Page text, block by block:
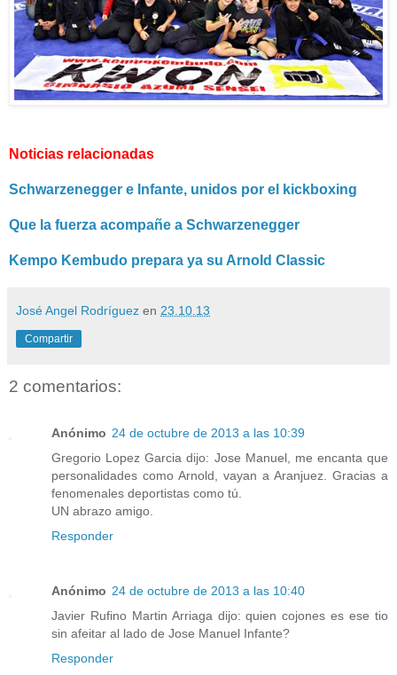
Noticias relacionadas
Schwarzenegger e Infante, unidos por el kickboxing
Que la fuerza acompañe a Schwarzenegger
Kempo Kembudo prepara ya su Arnold Classic
José Angel Rodríguez en 23.10.13
Compartir
2 comentarios:
Anónimo 24 de octubre de 2013 a las 10:39
Gregorio Lopez Garcia dijo: Jose Manuel, me encanta que
personalidades como Arnold, vayan a Aranjuez. Gracias a
fenomenales deportistas como tú.
UN abrazo amigo.
Responder
Anónimo 24 de octubre de 2013 a las 10:40
Javier Rufino Martin Arriaga dijo: quien cojones es ese tio
sin afeitar al lado de Jose Manuel Infante?
Responder